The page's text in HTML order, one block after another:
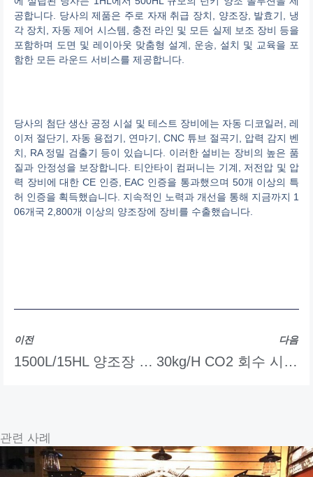
공합니다. 당사의 제품은 주로 자재 취급 장치, 양조장, 발효기, 냉
각 장치, 자동 제어 시스템, 충전 라인 및 모든 실제 보조 장비 등을
포함하며 도면 및 레이아웃 맞춤형 설계, 운송, 설치 및 교육을 포
함한 모든 라운드 서비스를 제공합니다.
당사의 첨단 생산 공정 시설 및 테스트 장비에는 자동 디코일러, 레
이저 절단기, 자동 용접기, 연마기, CNC 튜브 절곡기, 압력 감지 벤
치, RA 정밀 검출기 등이 있습니다. 이러한 설비는 장비의 높은 품
질과 안정성을 보장합니다. 티안타이 컴퍼니는 기계, 저전압 및 압
력 장비에 대한 CE 인증, EAC 인증을 통과했으며 50개 이상의 특
허 인증을 획득했습니다. 지속적인 노력과 개선을 통해 지금까지 1
06개국 2,800개 이상의 양조장에 장비를 수출했습니다.
이전
1500L/15HL 양조장 시스템
다음
30kg/h CO2 회수 시스템
관련 사례